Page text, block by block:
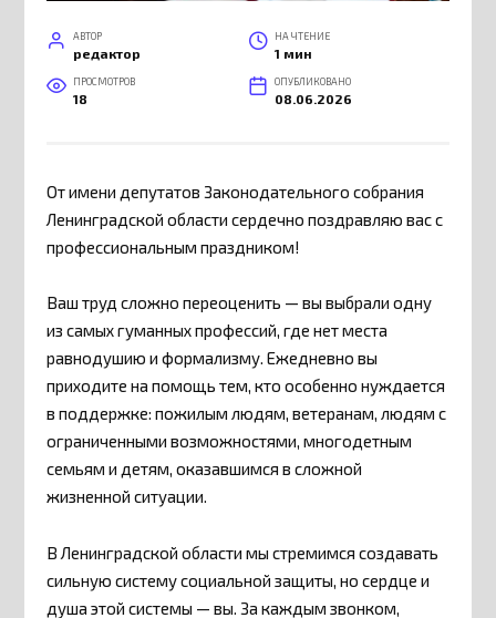
АВТОР
редактор
НА ЧТЕНИЕ
1 мин
ПРОСМОТРОВ
18
ОПУБЛИКОВАНО
08.06.2026
От имени депутатов Законодательного собрания
Ленинградской области сердечно поздравляю вас с
профессиональным праздником!
Ваш труд сложно переоценить — вы выбрали одну
из самых гуманных профессий, где нет места
равнодушию и формализму. Ежедневно вы
приходите на помощь тем, кто особенно нуждается
в поддержке: пожилым людям, ветеранам, людям с
ограниченными возможностями, многодетным
семьям и детям, оказавшимся в сложной
жизненной ситуации.
В Ленинградской области мы стремимся создавать
сильную систему социальной защиты, но сердце и
душа этой системы — вы. За каждым звонком,